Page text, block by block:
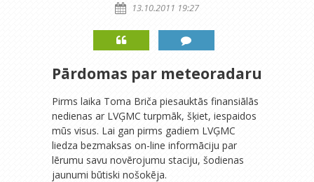
13.10.2011 19:27
Pārdomas par meteoradaru
Pirms laika Toma Briča piesauktās finansiālās
nedienas ar LVĢMC turpmāk, šķiet, iespaidos
mūs visus. Lai gan pirms gadiem LVĢMC
liedza bezmaksas on-line informāciju par
lērumu savu novērojumu staciju, šodienas
jaunumi būtiski nošokēja.